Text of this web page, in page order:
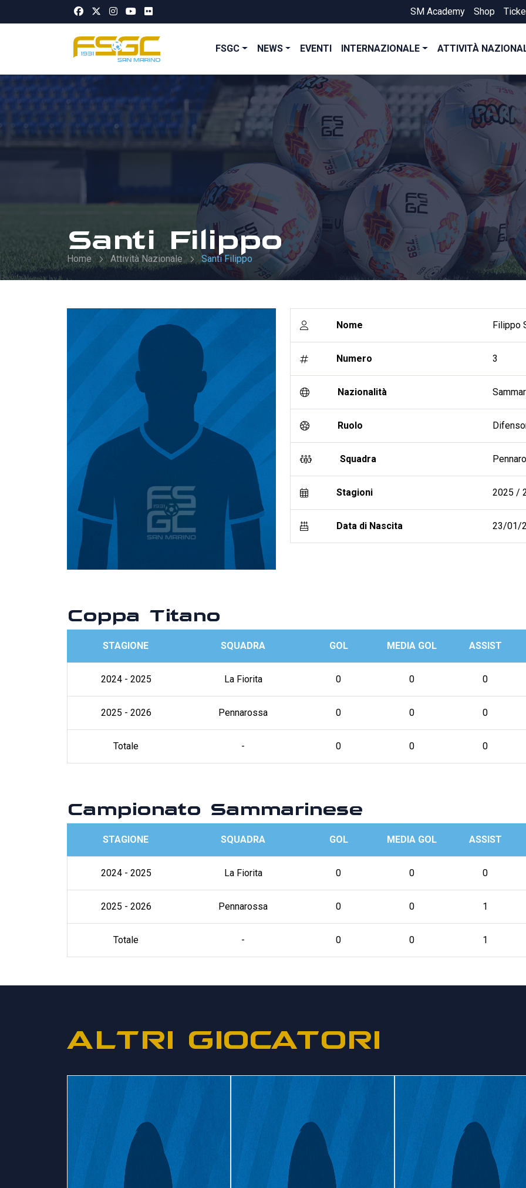
SM Academy Shop
FSGC NEWS EVENTI INTERNAZIONALE ATTIVITÀ
Santi Filippo
Home Attività Nazionale Santi Filippo
Nome Filippo
Numero 3
Nazionalità
Ruolo
Squadra
Stagioni 2025 /
Data di Nascita 23/01/
Coppa Titano
STAGIONE SQUADRA GOL MEDIA GOL ASSIST
2024 - 2025 La Fiorita 0 0 0
2025 - 2026 Pennarossa 0 0 0
Totale - 0 0 0
Campionato Sammarinese
STAGIONE SQUADRA GOL MEDIA GOL ASSIST
2024 - 2025 La Fiorita 0 0 0
2025 - 2026 Pennarossa 0 0 1
Totale - 0 0 1
ALTRI GIOCATORI